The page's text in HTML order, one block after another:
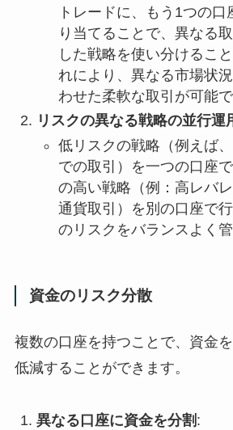
トレードに、もう1つの口
り当てることで、異なる
した戦略を使い分けるこ
れにより、異なる市場状
わせた柔軟な取引が可能で
リスクの異なる戦略の並行運
低リスクの戦略（例えば
での取引）を一つの口座
の高い戦略（例：高レバ
通貨取引）を別の口座で
のリスクをバランスよく管
資金のリスク分散
複数の口座を持つことで、資金
低減することができます。
異なる口座に資金を分割 :